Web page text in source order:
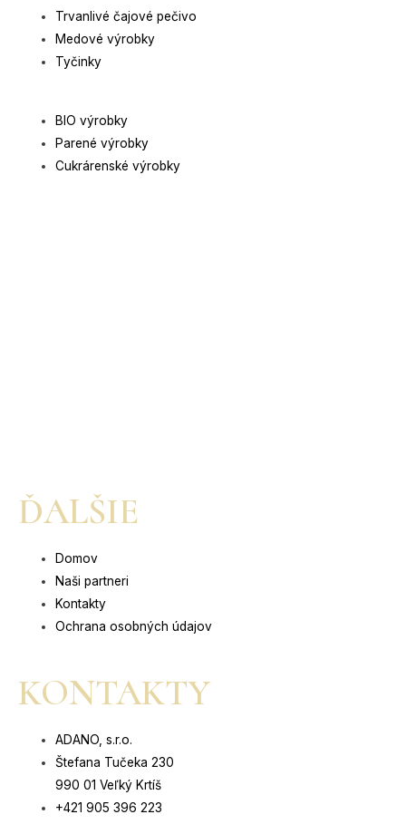
Trvanlivé čajové pečivo
Medové výrobky
Tyčinky
BIO výrobky
Parené výrobky
Cukrárenské výrobky
ĎALŠIE
Domov
Naši partneri
Kontakty
Ochrana osobných údajov
KONTAKTY
ADANO, s.r.o.
Štefana Tučeka 230
990 01 Veľký Krtíš
+421 905 396 223